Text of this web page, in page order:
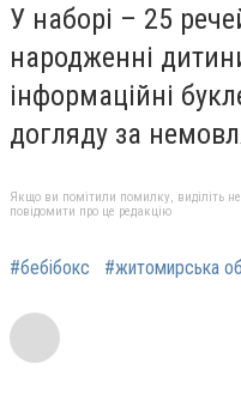
У наборі – 25
народженні
інформаційні
догляду за
Якщо ви помітили помилку, виділіть
повідомити про це редакцію
#бебібокс #житомирська